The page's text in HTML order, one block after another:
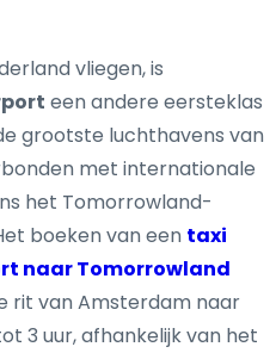
vliegen, is
een andere eersteklas
grootste luchthavens van
met internationale
het Tomorrowland-
boeken van een taxi
naar Tomorrowland
rit van Amsterdam naar
3 uur, afhankelijk van het